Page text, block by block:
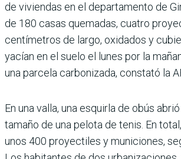
de viviendas en el departamento de
de 180 casas quemadas, cuatro
centímetros de largo, oxidados y
yacían en el suelo el lunes por la
una parcela carbonizada, constató la
En una valla, una esquirla de obús
tamaño de una pelota de tenis. En
unos 400 proyectiles y municiones,